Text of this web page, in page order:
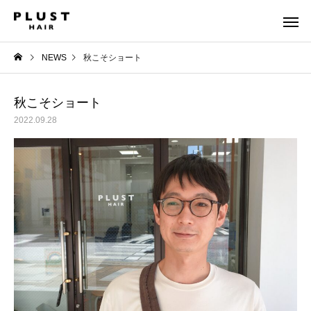
NEWS 秋こそショート
秋こそショート
2022.09.28